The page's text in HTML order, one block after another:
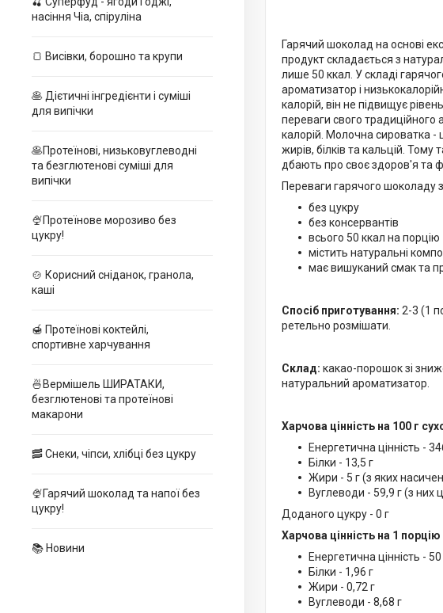
насіння Чіа, спіруліна
🍞 Висівки, борошно та крупи
🥞 Дієтичні інгредієнти і суміші
для випічки
🥞Протеїнові, низьковуглеводні
та безглютенові суміші для
випічки
🍨Протеїнове морозиво без
цукру!
🍲 Корисний сніданок, гранола,
каші
🍯 Протеїнові коктейлі,
спортивне харчування
🍜Вермішель ШИРАТАКИ,
безглютенові та протеїнові
макарони
🥓 Снеки, чіпси, хлібці без цукру
🍨Гарячий шоколад та напої без
цукру!
📚 Новини
Гарячий шоколад на основі
продукт складається з
лише 50 ккал. У складі
ароматизатор і
калорій, він не підвищує
переваги свого традиційного
калорій. Молочна сироватка -
жирів, білків та кальцій.
дбають про своє здоров'я та
Переваги гарячого шоколаду
без цукру
без консервантів
всього 50 ккал на порцію
містить натуральні
має вишуканий смак та
Спосіб приготування: 2-3 (1
ретельно розмішати.
Склад: какао-порошок зі
натуральний ароматизатор.
Харчова цінність на 100 г
Енергетична цінність -
Білки - 13,5 г
Жири - 5 г (з яких
Вуглеводи - 59,9 г (з них
Доданого цукру - 0 г
Харчова цінність на 1
Енергетична цінність -
Білки - 1,96 г
Жири - 0,72 г
Вуглеводи - 8,68 г